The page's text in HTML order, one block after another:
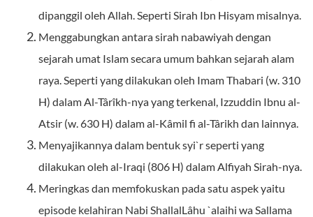
dipanggil oleh Allah. Seperti Sirah Ibn Hisyam misalnya.
Menggabungkan antara sirah nabawiyah dengan
sejarah umat Islam secara umum bahkan sejarah alam
raya. Seperti yang dilakukan oleh Imam Thabari (w. 310
H) dalam Al-Târîkh-nya yang terkenal, Izzuddin Ibnu al-
Atsir (w. 630 H) dalam al-Kâmil fi al-Târikh dan lainnya.
Menyajikannya dalam bentuk syi`r seperti yang
dilakukan oleh al-Iraqi (806 H) dalam Alfiyah Sirah-nya.
Meringkas dan memfokuskan pada satu aspek yaitu
episode kelahiran Nabi ShallalLâhu `alaihi wa Sallama